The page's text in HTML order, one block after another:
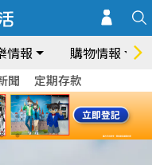
情報 購物情報
聞 定期存款